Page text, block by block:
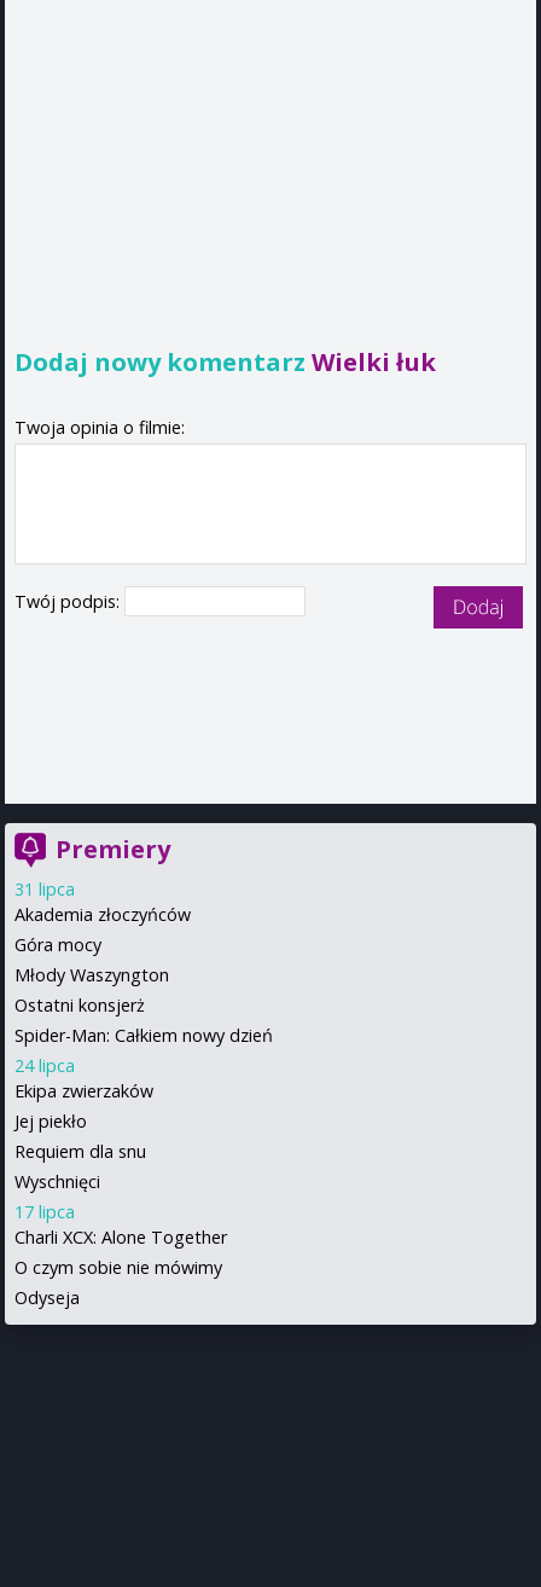
Dodaj nowy komentarz Wielki łuk
Twoja opinia o filmie:
Twój podpis:
Premiery
31 lipca
Akademia złoczyńców
Góra mocy
Młody Waszyngton
Ostatni konsjerż
Spider-Man: Całkiem nowy dzień
24 lipca
Ekipa zwierzaków
Jej piekło
Requiem dla snu
Wyschnięci
17 lipca
Charli XCX: Alone Together
O czym sobie nie mówimy
Odyseja